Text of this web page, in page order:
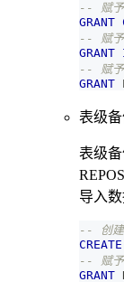
-- 赋予
GRANT
-- 赋予
GRANT
-- 赋予
GRANT
表级
表级
导入
-- 创建
CREATE
-- 赋予
GRANT